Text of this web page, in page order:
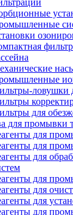
ловушки
для
для промывки
для
для
для
для
для
для
для